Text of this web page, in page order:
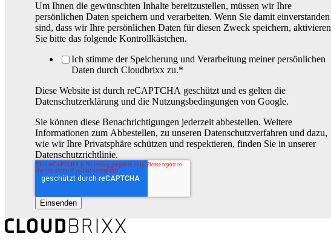
Um Ihnen die gewünschten Inhalte bereitzustellen, müssen wir Ihre
persönlichen Daten speichern und verarbeiten. Wenn Sie damit einverstanden
sind, dass wir Ihre persönlichen Daten für diesen Zweck speichern, aktivieren
Sie bitte das folgende Kontrollkästchen.
Ich stimme der Speicherung und Verarbeitung meiner persönlichen
Daten durch Cloudbrixx zu.*
Diese Website ist durch reCAPTCHA geschützt und es gelten die
Datenschutzerklärung und die Nutzungsbedingungen von Google.
Sie können diese Benachrichtigungen jederzeit abbestellen. Weitere
Informationen zum Abbestellen, zu unseren Datenschutzverfahren und dazu,
wie wir Ihre Privatsphäre schützen und respektieren, finden Sie in unserer
Datenschutzrichtlinie.